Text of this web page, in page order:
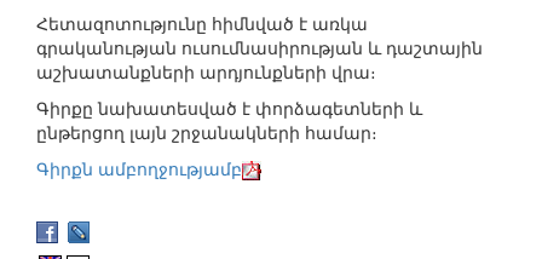
Հետազոտությունը հիմնված է առկա
գրականության ուսումնասիրության և դաշտային
աշխատանքների արդյունքների վրա։
Գիրքը նախատեսված է փորձագետների և
ընթերցող լայն շրջանակների համար։
Գիրքն ամբողջությամբ